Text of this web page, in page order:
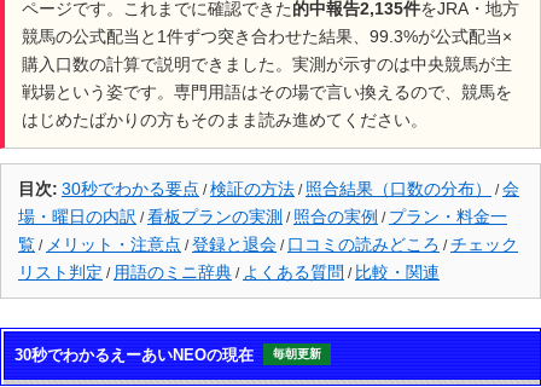
・えーあいNEOへの問い合わせの受付時間について
電話/LINE：11：00～19：00（平日）11：00～17：00（土日祝）
・商品以外にかかってくる料金について
インターネットにかかる通信料及び、振り込み手数料は会員側で
の負担となります。
振込みの手数料はご使用の金融機関ごとに異なります。
ページです。これまでに確認できた的中報告2,135件をJRA・地方
競馬の公式配当と1件ずつ突き合わせた結果、99.3%が公式配当×
購入口数の計算で説明できました。実測が示すのは中央競馬が主
戦場という姿です。専門用語はその場で言い換えるので、競馬を
はじめたばかりの方もそのまま読み進めてください。
目次: 30秒でわかる要点 /検証の方法 / 照合結果（口数の分布） /会
場・曜日の内訳 /看板プランの実測 / 照合の実例 / プラン・料金一
覧 / メリット・注意点 /登録と退会 / 口コミの読みどころ /チェック
リスト判定 / 用語のミニ辞典 / よくある質問 / 比較・関連
30秒でわかるえーあいNEOの現在 毎朝更新